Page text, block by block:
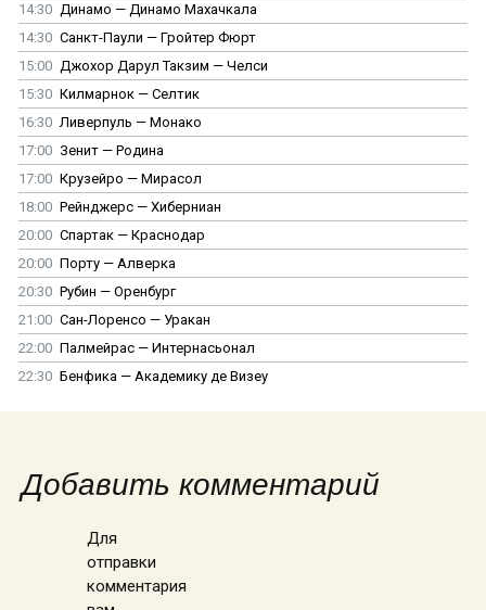
14:30 Динамо — Динамо Махачкала
14:30 Санкт-Паули — Гройтер Фюрт
15:00 Джохор Дарул Такзим — Челси
15:30 Килмарнок — Селтик
16:30 Ливерпуль — Монако
17:00 Зенит — Родина
17:00 Крузейро — Мирасол
18:00 Рейнджерс — Хиберниан
20:00 Спартак — Краснодар
20:00 Порту — Алверка
20:30 Рубин — Оренбург
21:00 Сан-Лоренсо — Уракан
22:00 Палмейрас — Интернасьонал
22:30 Бенфика — Академику де Визеу
Добавить комментарий
Для
отправки
комментария